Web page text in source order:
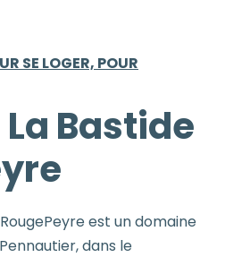
SE LOGER, POUR
Bastide
est un domaine
dans le